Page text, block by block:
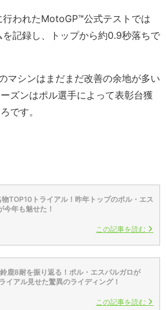
われたMotoGP™公式テストでは
記録し、トップから約0.9秒落ちで
マシンはまだまだ改善の余地が多い
ズンはポル選手によって表彰台獲
です。
TOP10トライアル！昨年トップのポル・エス
今年も魅せた！
この記事を読む
鹿8耐を振り返る！ポル・エスパルガロが
イアル見せた驚異のライディング！
この記事を読む